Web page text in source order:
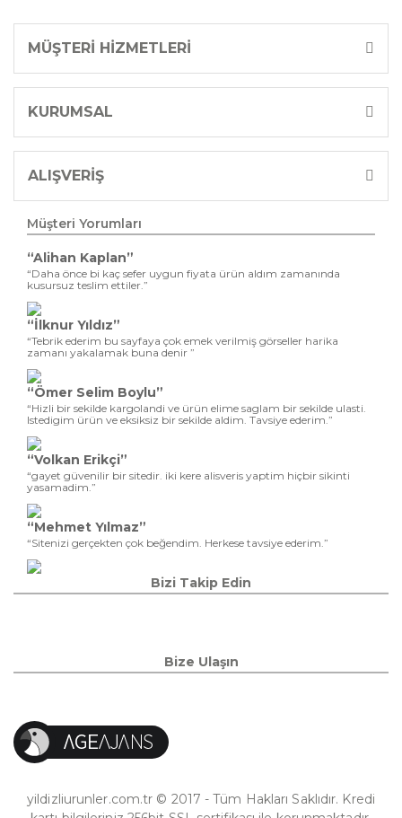
MÜŞTERİ HİZMETLERİ
KURUMSAL
ALIŞVERİŞ
Müşteri Yorumları
“Alihan Kaplan”
“Daha önce bi kaç sefer uygun fiyata ürün aldım zamanında
kusursuz teslim ettiler.”
“İlknur Yıldız”
“Tebrik ederim bu sayfaya çok emek verilmiş görseller harika
zamanı yakalamak buna denir ”
“Ömer Selim Boylu”
“Hizli bir sekilde kargolandi ve ürün elime saglam bir sekilde ulasti.
Istedigim ürün ve eksiksiz bir sekilde aldim. Tavsiye ederim.”
“Volkan Erikçi”
“gayet güvenilir bir sitedir. iki kere alisveris yaptim hiçbir sikinti
yasamadim.”
“Mehmet Yılmaz”
“Sitenizi gerçekten çok beğendim. Herkese tavsiye ederim.”
Bizi Takip Edin
Bize Ulaşın
yildizliurunler.com.tr © 2017 - Tüm Hakları Saklıdır. Kredi